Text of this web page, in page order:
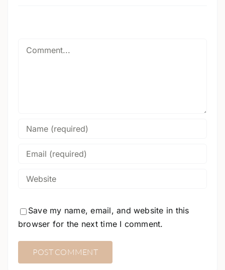
Comment
Save my name, email, and website in this
browser for the next time I comment.